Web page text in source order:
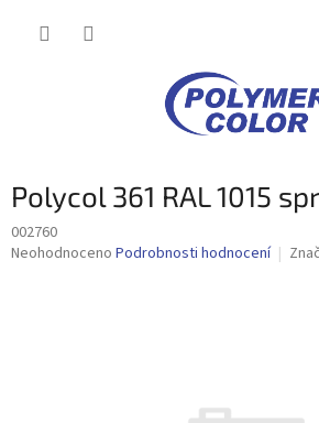
Polycol 361 RAL 1015
002760
Průměrné
Neohodnoceno Podrobnosti hodnocení